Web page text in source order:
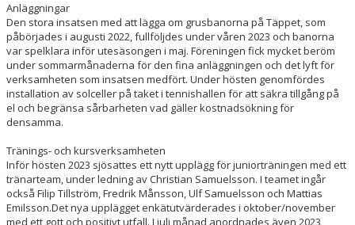
Anläggningar
Den stora insatsen med att lägga om grusbanorna på Täppet, som
påbörjades i augusti 2022, fullföljdes under våren 2023 och banorna
var spelklara införutesäsongen i maj. Föreningen fick mycket beröm
under sommarmånaderna för den fina anläggningen och det lyft för
verksamheten som insatsen medfört. Under hösten genomfördes
installation av solceller på taket i tennishallen för att säkra tillgång på
el och begränsa sårbarheten vad gäller kostnadsökning för
densamma.
Tränings- och kursverksamheten
Inför hösten 2023 sjösattes ett nytt upplägg för juniorträningen med ett
tränarteam, under ledning av Christian Samuelsson. I teamet ingår
också Filip Tillström, Fredrik Månsson, Ulf Samuelsson och Mattias
Emilsson.Det nya upplägget enkätutvärderades i oktober/november
med ett gott och positivt utfall. I juli månad anordnades även 2023